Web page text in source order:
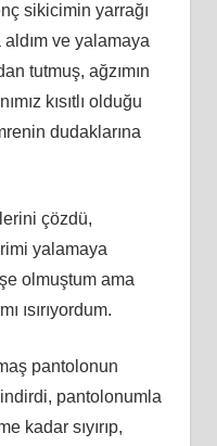
sikicimin yarrağı
aldım ve yalamaya
tutmuş, ağzımın
kısıtlı olduğu
dudaklarına
çözdü,
yalamaya
olmuştum ama
ısırıyordum.
pantolonun
pantolonumla
kadar sıyırıp,